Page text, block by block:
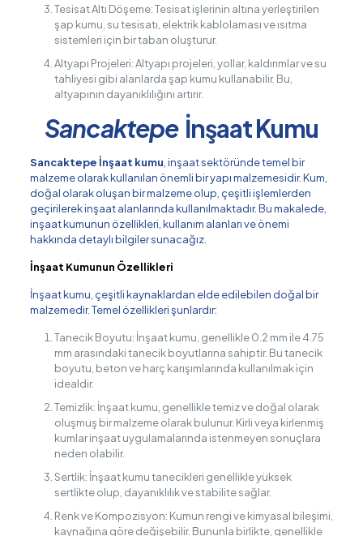
Tesisat Altı Döşeme: Tesisat işlerinin altına yerleştirilen
şap kumu, su tesisatı, elektrik kablolaması ve ısıtma
sistemleri için bir taban oluşturur.
Altyapı Projeleri: Altyapı projeleri, yollar, kaldırımlar ve su
tahliyesi gibi alanlarda şap kumu kullanabilir. Bu,
altyapının dayanıklılığını artırır.
Sancaktepe İnşaat Kumu
Sancaktepe İnşaat kumu , inşaat sektöründe temel bir
malzeme olarak kullanılan önemli bir yapı malzemesidir. Kum,
doğal olarak oluşan bir malzeme olup, çeşitli işlemlerden
geçirilerek inşaat alanlarında kullanılmaktadır. Bu makalede,
inşaat kumunun özellikleri, kullanım alanları ve önemi
hakkında detaylı bilgiler sunacağız.
İnşaat Kumunun Özellikleri
İnşaat kumu, çeşitli kaynaklardan elde edilebilen doğal bir
malzemedir. Temel özellikleri şunlardır:
Tanecik Boyutu: İnşaat kumu, genellikle 0.2 mm ile 4.75
mm arasındaki tanecik boyutlarına sahiptir. Bu tanecik
boyutu, beton ve harç karışımlarında kullanılmak için
idealdir.
Temizlik: İnşaat kumu, genellikle temiz ve doğal olarak
oluşmuş bir malzeme olarak bulunur. Kirli veya kirlenmiş
kumlar inşaat uygulamalarında istenmeyen sonuçlara
neden olabilir.
Sertlik: İnşaat kumu tanecikleri genellikle yüksek
sertlikte olup, dayanıklılık ve stabilite sağlar.
Renk ve Kompozisyon: Kumun rengi ve kimyasal bileşimi,
kaynağına göre değişebilir. Bununla birlikte, genellikle